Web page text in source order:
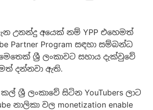
උනන්දු අයෙක් නම් YPP එහෙමත්
Partner Program සඳහා සම්බන්ධ
ශ්‍රී ලංකාවට සහාය දැක්වුවේ
දන්නවා ඇති.
ශ්‍රී ලංකාවේ සිටින YouTubers ලාට
නාලිකා වල monetization enable